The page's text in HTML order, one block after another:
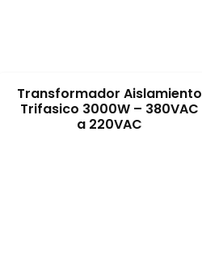
Transformador Aislamiento
Trifasico 3000W – 380VAC
a 220VAC